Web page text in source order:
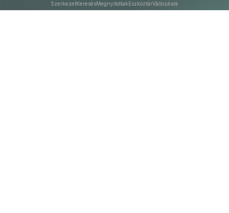
SzerkezetKeresésMegnyitottakEszköztárVáltozások